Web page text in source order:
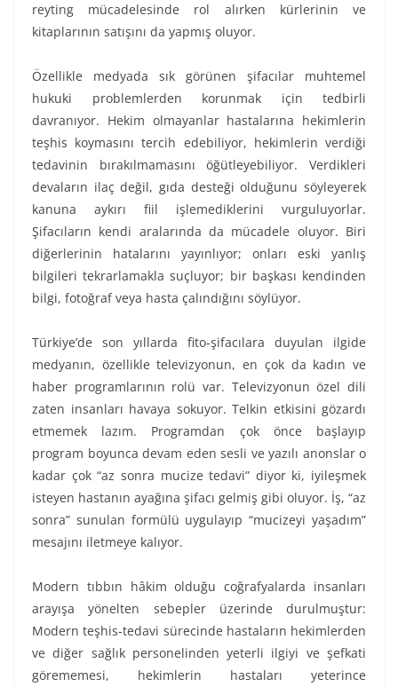
reyting mücadelesinde rol alırken kürlerinin ve
kitaplarının satışını da yapmış oluyor.
Özellikle medyada sık görünen şifacılar muhtemel
hukuki problemlerden korunmak için tedbirli
davranıyor. Hekim olmayanlar hastalarına hekimlerin
teşhis koymasını tercih edebiliyor, hekimlerin verdiği
tedavinin bırakılmamasını öğütleyebiliyor. Verdikleri
devaların ilaç değil, gıda desteği olduğunu söyleyerek
kanuna aykırı fiil işlemediklerini vurguluyorlar.
Şifacıların kendi aralarında da mücadele oluyor. Biri
diğerlerinin hatalarını yayınlıyor; onları eski yanlış
bilgileri tekrarlamakla suçluyor; bir başkası kendinden
bilgi, fotoğraf veya hasta çalındığını söylüyor.
Türkiye’de son yıllarda fito-şifacılara duyulan ilgide
medyanın, özellikle televizyonun, en çok da kadın ve
haber programlarının rolü var. Televizyonun özel dili
zaten insanları havaya sokuyor. Telkin etkisini gözardı
etmemek lazım. Programdan çok önce başlayıp
program boyunca devam eden sesli ve yazılı anonslar o
kadar çok “az sonra mucize tedavi” diyor ki, iyileşmek
isteyen hastanın ayağına şifacı gelmiş gibi oluyor. İş, “az
sonra” sunulan formülü uygulayıp “mucizeyi yaşadım”
mesajını iletmeye kalıyor.
Modern tıbbın hâkim olduğu coğrafyalarda insanları
arayışa yönelten sebepler üzerinde durulmuştur:
Modern teşhis-tedavi sürecinde hastaların hekimlerden
ve diğer sağlık personelinden yeterli ilgiyi ve şefkati
görememesi, hekimlerin hastaları yeterince